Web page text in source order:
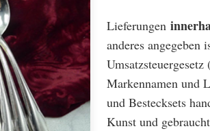
Lieferungen
anderes angegeben
Markennamen und
und Bestecksets
Kunst und